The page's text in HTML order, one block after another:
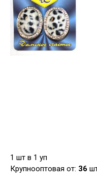
1 шт в 1 уп
Крупнооптовая от: 36